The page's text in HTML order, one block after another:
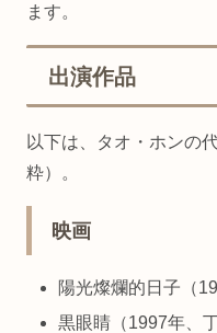
ます。
出演作品
以下は、タオ・ホンの
粋）。
映画
陽光燦爛的日子（
黒眼睛（1997年、